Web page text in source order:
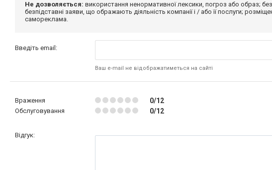
Не дозволяється: використання ненормативної лексики, погроз або образ;
безпідставні заяви, що ображають діяльність компанії і / або її послуги;
самореклама.
Введіть email:
Ваш e-mail не відображатиметься на сайті
Враження 0/12
Обслуговування 0/12
Відгук: